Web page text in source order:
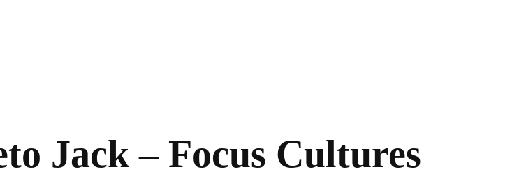
Jack – Focus Cultures